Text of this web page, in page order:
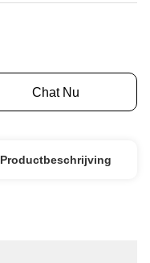
Chat Nu
Productbeschrijving